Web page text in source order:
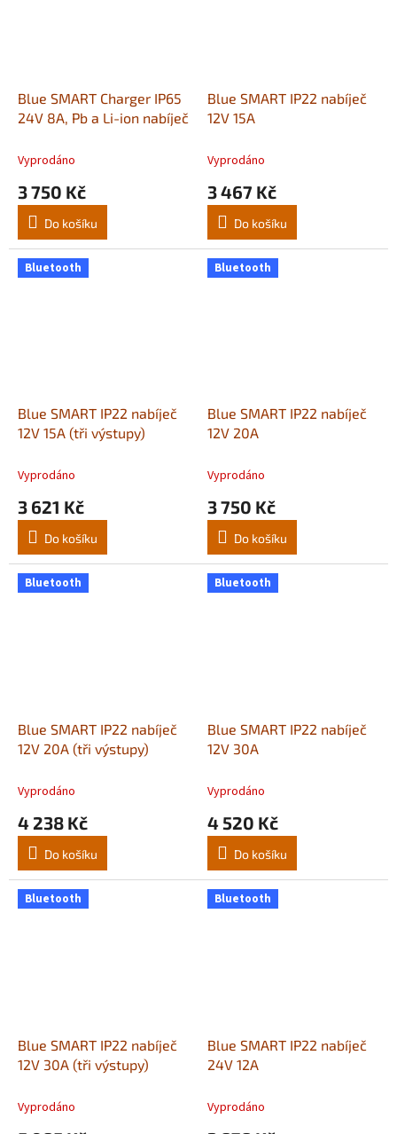
Blue SMART Charger IP65
24V 8A, Pb a Li-ion nabíječ
Vyprodáno
3 750 Kč
Do košíku
Blue SMART IP22 nabíječ
12V 15A
Vyprodáno
3 467 Kč
Do košíku
Bluetooth
Blue SMART IP22 nabíječ
12V 15A (tři výstupy)
Vyprodáno
3 621 Kč
Do košíku
Bluetooth
Blue SMART IP22 nabíječ
12V 20A
Vyprodáno
3 750 Kč
Do košíku
Bluetooth
Blue SMART IP22 nabíječ
12V 20A (tři výstupy)
Vyprodáno
4 238 Kč
Do košíku
Bluetooth
Blue SMART IP22 nabíječ
12V 30A
Vyprodáno
4 520 Kč
Do košíku
Bluetooth
Blue SMART IP22 nabíječ
12V 30A (tři výstupy)
Vyprodáno
Bluetooth
Blue SMART IP22 nabíječ
24V 12A
Vyprodáno